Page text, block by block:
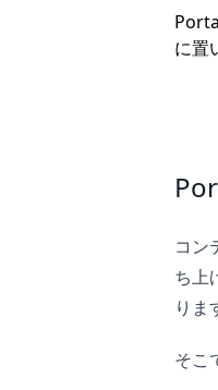
に置
コン
ち上
りま
そこ